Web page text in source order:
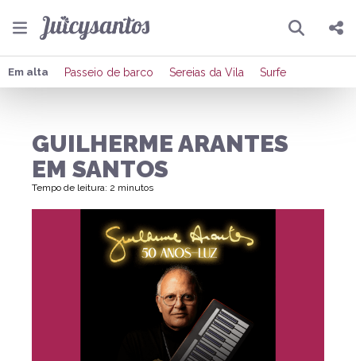
Pesquisar
Compartilhar
Enviar por Whatsapp
Em alta Passeio de barco Sereias da Vila Surfe
GUILHERME ARANTES
EM SANTOS
Tempo de leitura: 2 minutos